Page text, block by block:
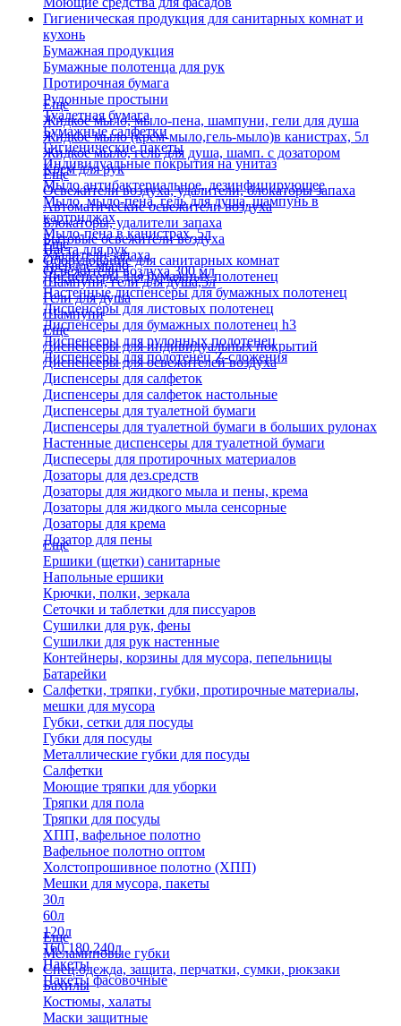
Гигиеническая продукция для санитарных комнат и
кухонь
Бумажная продукция
Бумажные полотенца для рук
Протирочная бумага
Рулонные простыни
Туалетная бумага
Бумажные салфетки
Гигиенические пакеты
Индивидуальные покрытия на унитаз
Еще
Жидкое мыло, мыло-пена, шампуни, гели для душа
Жидкое мыло (крем-мыло,гель-мыло)в канистрах, 5л
Жидкое мыло, гель для душа, шамп. с дозатором
Крем для рук
Мыло антибактериальное, дезинфицирующее
Мыло, мыло-пена, гель для душа, шампунь в
картриджах
Мыло-пена в канистрах, 5л
Паста для рук
Твердое мыло
Шампуни, гели для душа,5л
Гели для душа
Шампуни
Еще
Освежители воздуха, удалители, блокаторы запаха
Автоматические освежители воздуха
Блокаторы, удалители запаха
Бытовые освежители воздуха
Удалители запаха
Освежители воздуха 300 мл
Еще
Оборудование для санитарных комнат
Диспенсеры для бумажных полотенец
Настенные диспенсеры для бумажных полотенец
Диспенсеры для листовых полотенец
Диспенсеры для бумажных полотенец h3
Диспенсеры для рулонных полотенец
Диспенсеры для полотенец Z-сложения
Еще
Диспенсеры для индивидуальных покрытий
Диспенсеры для освежителей воздуха
Диспенсеры для салфеток
Диспенсеры для салфеток настольные
Диспенсеры для туалетной бумаги
Диспенсеры для туалетной бумаги в больших рулонах
Настенные диспенсеры для туалетной бумаги
Диспесеры для протирочных материалов
Дозаторы для дез.средств
Дозаторы для жидкого мыла и пены, крема
Дозаторы для жидкого мыла сенсорные
Дозаторы для крема
Дозатор для пены
Еще
Ершики (щетки) санитарные
Напольные ершики
Крючки, полки, зеркала
Сеточки и таблетки для писсуаров
Сушилки для рук, фены
Сушилки для рук настенные
Контейнеры, корзины для мусора, пепельницы
Батарейки
Салфетки, тряпки, губки, протирочные материалы,
мешки для мусора
Губки, сетки для посуды
Губки для посуды
Металлические губки для посуды
Салфетки
Моющие тряпки для уборки
Тряпки для пола
Тряпки для посуды
ХПП, вафельное полотно
Вафельное полотно оптом
Холстопрошивное полотно (ХПП)
Мешки для мусора, пакеты
30л
60л
120л
160,180,240л
Пакеты
Пакеты фасовочные
Еще
Меламиновые губки
Спец.одежда, защита, перчатки, сумки, рюкзаки
Бахилы
Костюмы, халаты
Маски защитные